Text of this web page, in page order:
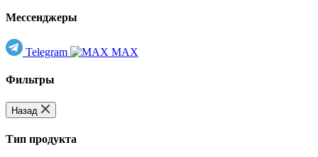
Мессенджеры
Telegram MAX
Фильтры
Назад
Тип продукта